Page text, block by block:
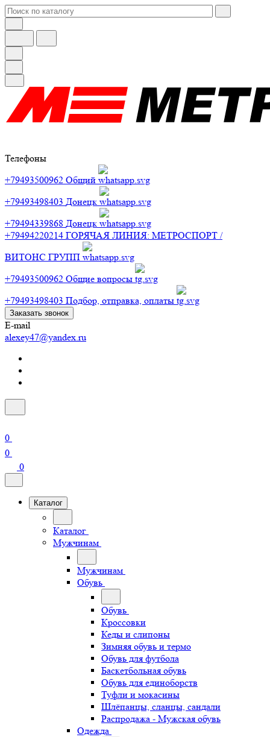
Телефоны
+79493500962 Общий
+79493498403 Донецк
+79494339868 Донецк
+79494220214 ГОРЯЧАЯ ЛИНИЯ: МЕТРОСПОРТ /
ВИТОНС ГРУПП
+79493500962 Общие вопросы
+79493498403 Подбор, отправка, оплаты
Заказать звонок
E-mail
alexey47@yandex.ru
0
0
0
Каталог
Каталог
Мужчинам
Мужчинам
Обувь
Обувь
Кроссовки
Кеды и слипоны
Зимняя обувь и термо
Обувь для футбола
Баскетбольная обувь
Обувь для единоборств
Туфли и мокасины
Шлёпанцы, сланцы, сандали
Распродажа - Мужская обувь
Одежда